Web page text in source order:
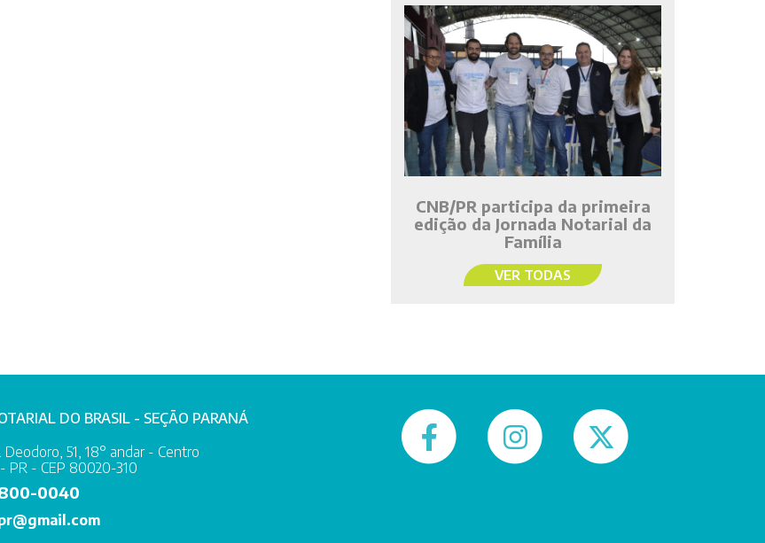
CNB/PR participa da primeira
edição da Jornada Notarial da
Família
VER TODAS
DO BRASIL - SEÇÃO PARANÁ
Deodoro, 51, 18° andar - Centro
PR - CEP 80020-310
0040